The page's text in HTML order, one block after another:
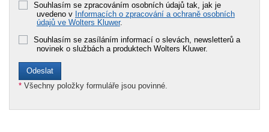
Souhlasím se zpracováním osobních údajů tak, jak je
uvedeno v Informacích o zpracování a ochraně osobních
údajů ve Wolters Kluwer.
Souhlasím se zasíláním informací o slevách, newsletterů a
novinek o službách a produktech Wolters Kluwer.
* Všechny položky formuláře jsou povinné.